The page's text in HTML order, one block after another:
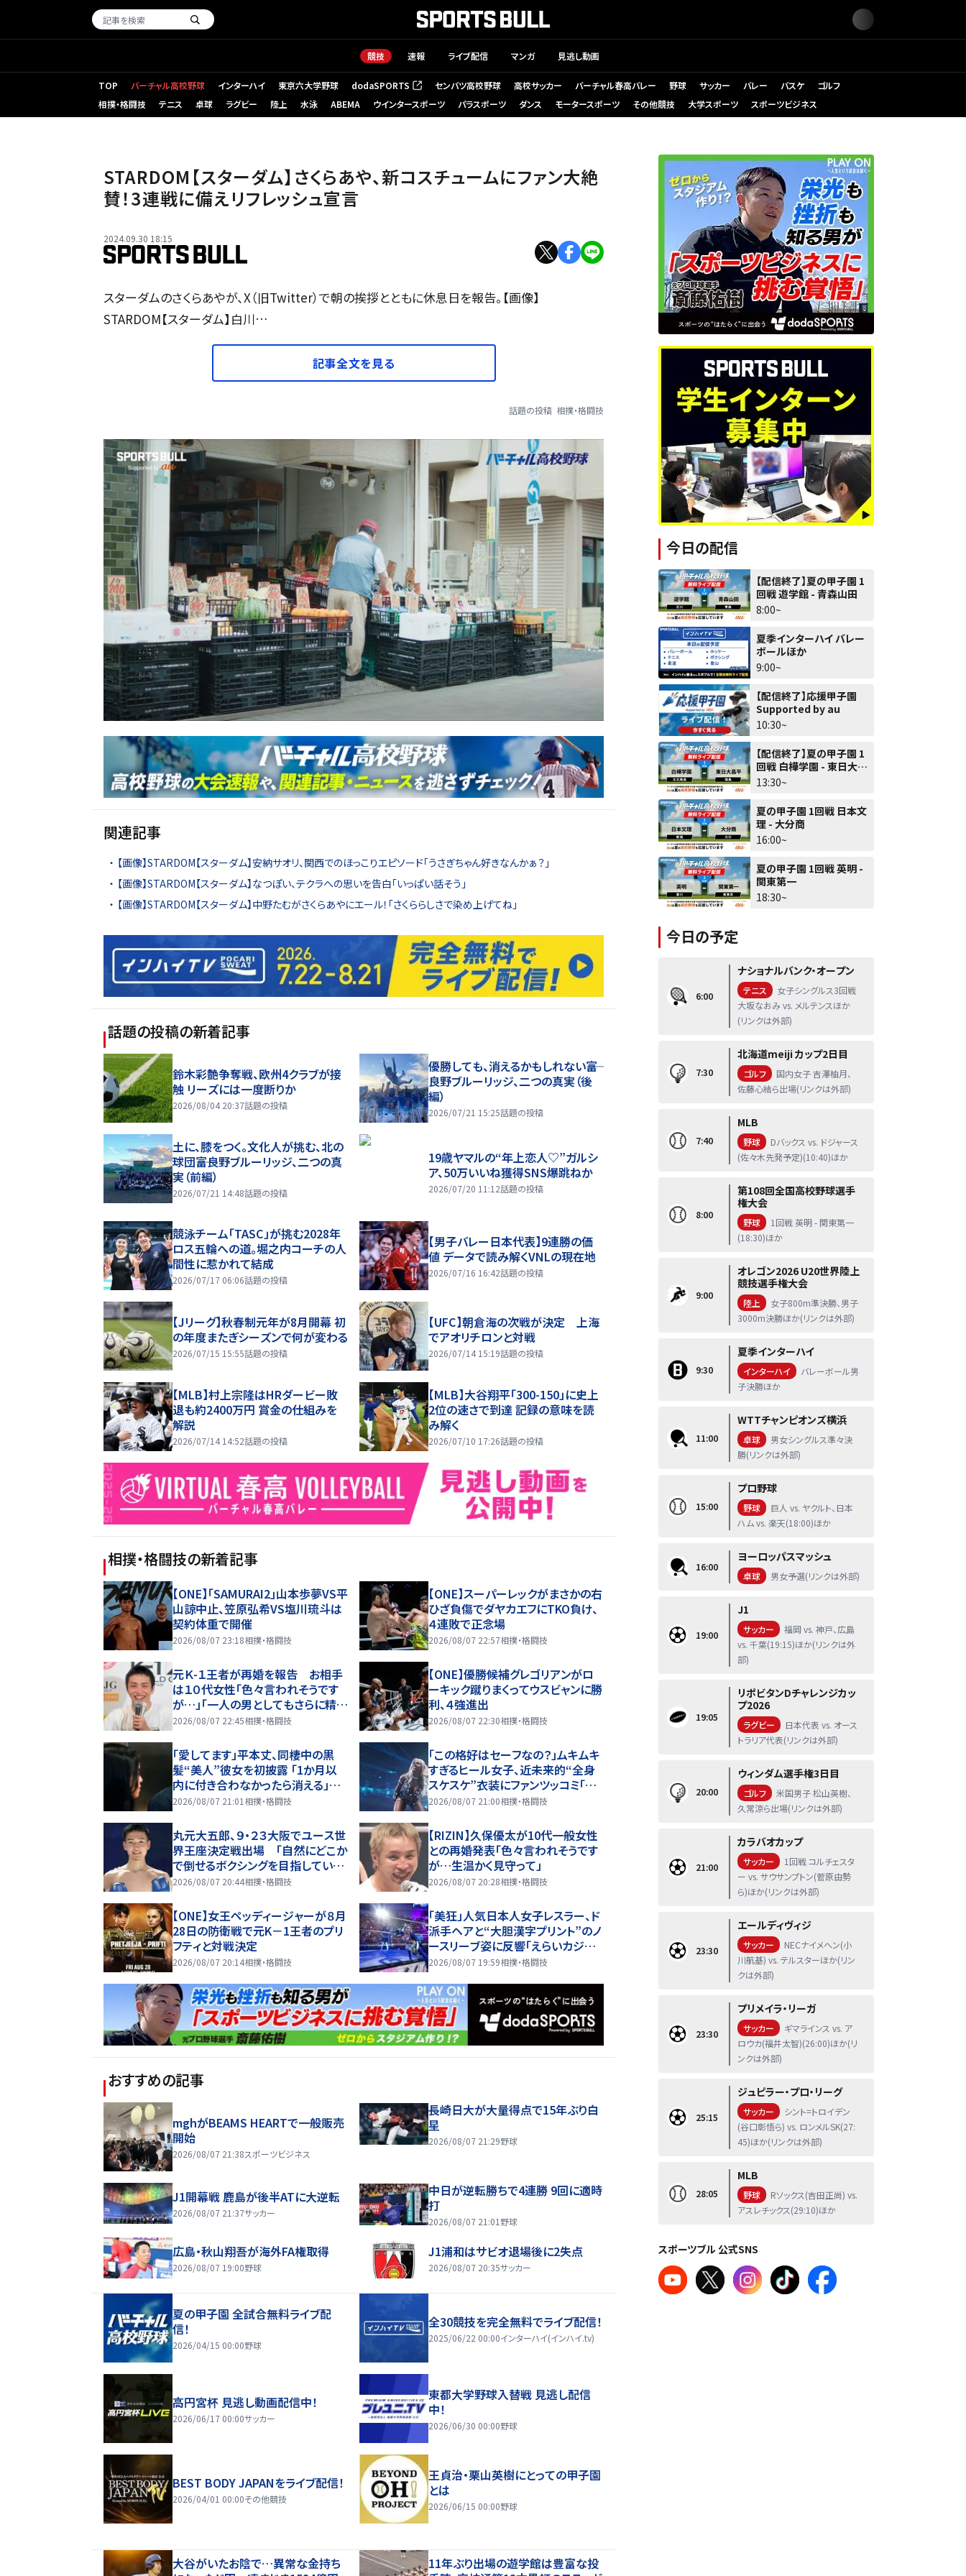
競技 速報 ライブ配信 マンガ 見逃し動画
TOP バーチャル高校野球 インターハイ 東京六大学野球 dodaSPORTS
（新しいタブで開く） センバツ高校野球 高校サッカー バーチャル春高バレー 野球 サッカー バレー バスケ
ゴルフ
相撲・格闘技
テニス 卓球 ラグビー 陸上 水泳 ABEMA ウインタースポーツ パラスポーツ ダンス モータースポーツ その他競技 大学スポーツ スポーツビジネス
STARDOM【スターダム】さくらあや、新コスチュームにファン大絶
賛！3連戦に備えリフレッシュ宣言
2024.09.30 18:15
スターダムのさくらあやが、X（旧Twitter）で朝の挨拶とともに休息日を報告。【画像】
STARDOM【スターダム】白川…
記事全文を見る
話題の投稿 相撲・格闘技
関連記事
【画像】STARDOM【スターダム】安納サオリ、関西でのほっこりエピソード「うさぎちゃん好きなんかぁ？」
【画像】STARDOM【スターダム】なつぽい、テクラへの思いを告白「いっぱい話そう」
【画像】STARDOM【スターダム】中野たむがさくらあやにエール！「さくららしさで染め上げてね」
話題の投稿の新着記事
鈴木彩艶争奪戦、欧州4クラブが接
触 リーズには一度断りか
2026/08/04 20:37話題の投稿
優勝しても、消えるかもしれない――富
良野ブルーリッジ、二つの真実（後
編）
2026/07/21 15:25話題の投稿
土に、膝をつく。文化人が挑む、北の
球団――富良野ブルーリッジ、二つの真
実（前編）
2026/07/21 14:48話題の投稿
19歳ヤマルの“年上恋人♡”ガルシ
ア、50万いいね獲得SNS爆跳ねか
2026/07/20 11:12話題の投稿
競泳チーム「TASC」が挑む2028年
ロス五輪への道。堀之内コーチの人
間性に惹かれて結成
2026/07/17 06:06話題の投稿
【男子バレー日本代表】9連勝の価
値 データで読み解くVNLの現在地
2026/07/16 16:42話題の投稿
【Jリーグ】秋春制元年が8月開幕 初
の年度またぎシーズンで何が変わる
2026/07/15 15:55話題の投稿
【UFC】朝倉海の次戦が決定 上海
でアオリチロンと対戦
2026/07/14 15:19話題の投稿
【MLB】村上宗隆はHRダービー敗
退も約2400万円 賞金の仕組みを
解説
2026/07/14 14:52話題の投稿
【MLB】大谷翔平「300-150」に史上
2位の速さで到達 記録の意味を読
み解く
2026/07/10 17:26話題の投稿
相撲・格闘技の新着記事
【ONE】「SAMURAI2」山本歩夢VS平
山諒中止、笠原弘希VS塩川琉斗は
契約体重で開催
2026/08/07 23:18相撲・格闘技
【ONE】スーパーレックがまさかの右
ひざ負傷でダヤカエフにTKO負け、
４連敗で正念場
2026/08/07 22:57相撲・格闘技
元Ｋ-１王者が再婚を報告 お相手
は１０代女性「色々言われそうです
が…」「一人の男としてもさらに精
進」久保優太が報告
2026/08/07 22:45相撲・格闘技
【ONE】優勝候補グレゴリアンがロ
ーキック蹴りまくってウスビャンに勝
利、４強進出
2026/08/07 22:30相撲・格闘技
「愛してます」平本丈、同棲中の黒
髪“美人”彼女を初披露 「1か月以
内に付き合わなかったら消える」馴
れ初めも
2026/08/07 21:01 相撲・格闘技
「この格好はセーフなの？」ムキムキ
すぎるヒール女子、近未来的“全身
スケスケ”衣装にファンツッコミ「着
ているけど着ていない感…」
2026/08/07 21:00相撲・格闘技
丸元大五郎、９・２３大阪でユース世
界王座決定戦出場 「自然にどこか
で倒せるボクシングを目指してい
る」
2026/08/07 20:44相撲・格闘技
【RIZIN】久保優太が10代一般女性
との再婚発表「色々言われそうです
が…生温かく見守って」
2026/08/07 20:28相撲・格闘技
【ONE】女王ペッディージャーが８月
28日の防衛戦で元K－1王者のプリ
フティと対戦決定
2026/08/07 20:14相撲・格闘技
「美狂」人気日本人女子レスラー、ド
派手ヘアと“大胆漢字プリント”のノ
ースリーブ姿に反響「えらいカジュ
アルやな」
2026/08/07 19:59相撲・格闘技
おすすめの記事
mghがBEAMS HEARTで一般販売
開始
2026/08/07 21:38スポーツビジネス
長崎日大が大量得点で15年ぶり白
星
2026/08/07 21:29野球
J1開幕戦 鹿島が後半ATに大逆転
2026/08/07 21:37サッカー
中日が逆転勝ちで4連勝 9回に適時
打
2026/08/07 21:01 野球
広島・秋山翔吾が海外FA権取得
2026/08/07 19:00野球
J1浦和はサビオ退場後に2失点
2026/08/07 20:35サッカー
夏の甲子園 全試合無料ライブ配
信！
2026/04/15 00:00野球
全30競技を完全無料でライブ配信！
2025/06/22 00:00インターハイ(インハイ.tv)
高円宮杯 見逃し動画配信中！
2026/06/17 00:00サッカー
東都大学野球入替戦 見逃し配信
中！
2026/06/30 00:00野球
BEST BODY JAPANをライブ配信！
2026/04/01 00:00その他競技
王貞治・栗山英樹にとっての甲子園
とは
2026/06/15 00:00野球
大谷がいたお陰で…異常な金持ち
11年ぶり出場の遊学館は豊富な投
今日の配信
【配信終了】夏の甲子園 1
回戦 遊学館 - 青森山田
8:00~
夏季インターハイ バレー
ボールほか
9:00~
【配信終了】応援甲子園
Supported by au
10:30~
【配信終了】夏の甲子園 1
回戦 白樺学園 - 東日大昌
平
13:30~
夏の甲子園 1回戦 日本文
理 - 大分商
16:00~
夏の甲子園 1回戦 英明 -
関東第一
18:30~
今日の予定
6:00
ナショナルバンク・オープン
テニス
女子シングルス3回戦
大坂なおみ vs. メルテンスほか
(リンクは外部)
7:30
北海道meiji カップ2日目
ゴルフ
国内女子 吉澤柚月、
佐藤心結ら出場(リンクは外部)
7:40
MLB
野球
Dバックス vs. ドジャース
(佐々木先発予定)(10:40)ほか
8:00
第108回全国高校野球選手
権大会
野球
1回戦 英明 - 関東第一
(18:30)ほか
9:00
オレゴン2026 U20世界陸上
競技選手権大会
陸上
女子800m準決勝、男子
3000m決勝ほか(リンクは外部)
9:30
夏季インターハイ
インターハイ
バレーボール男
子決勝ほか
11:00
WTTチャンピオンズ横浜
卓球
男女シングルス準々決
勝(リンクは外部)
15:00
プロ野球
野球
巨人 vs. ヤクルト、日本
ハム vs. 楽天(18:00)ほか
16:00
ヨーロッパスマッシュ
卓球 男女予選(リンクは外部)
19:00
J1
サッカー
福岡 vs. 神戸、広島
vs. 千葉(19:15)ほか(リンクは外
部)
19:05
リポビタンDチャレンジカッ
プ2026
ラグビー
日本代表 vs. オース
トラリア代表(リンクは外部)
20:00
ウィンダム選手権3日目
ゴルフ
米国男子 松山英樹、
久常涼ら出場(リンクは外部)
21:00
カラバオカップ
サッカー
1回戦 コルチェスタ
ー vs. サウサンプトン(菅原由勢
ら)ほか(リンクは外部)
23:30
エールディヴィジ
サッカー
NECナイメヘン(小
川航基) vs. テルスターほか(リン
クは外部)
23:30
プリメイラ・リーガ
サッカー
ギマラインス vs. ア
ロウカ(福井太智)(26:00)ほか(リ
ンクは外部)
25:15
ジュピラー・プロ・リーグ
サッカー
シント=トロイデン
(谷口彰悟ら) vs. ロンメルSK(27:
45)ほか(リンクは外部)
28:05
MLB
野球
Rソックス(吉田正尚) vs.
アスレチックス(29:10)ほか
スポーツブル 公式SNS